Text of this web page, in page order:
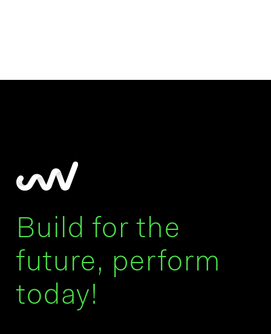
Build for the
future, perform
today!